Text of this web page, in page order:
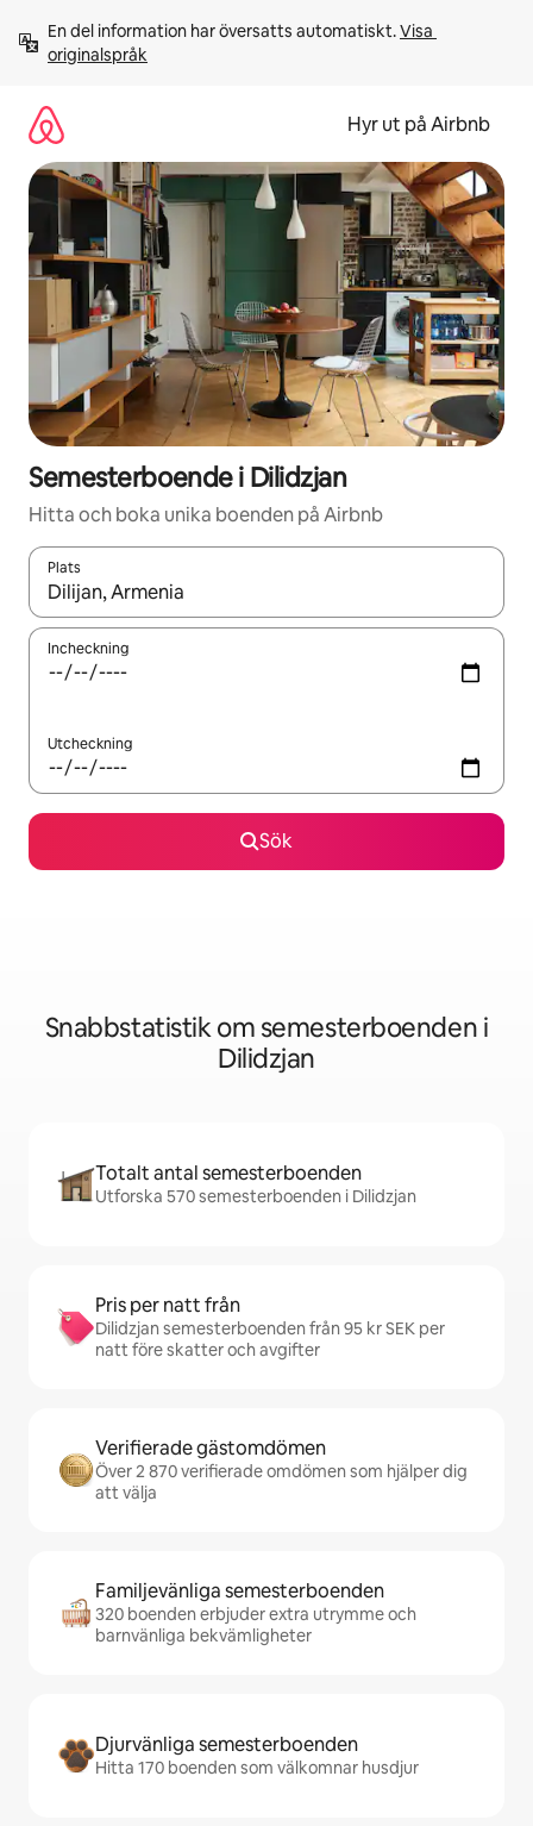
innehåll
En del information har översatts automatiskt. Visa
originalspråk
Hyr ut på Airbnb
Semesterboende i Dilidzjan
Hitta och boka unika boenden på Airbnb
Plats
När resultaten är tillgängliga kan du navigera med upp- och
Incheckning
Utcheckning
Sök
Snabbstatistik om semesterboenden i
Dilidzjan
Totalt antal semesterboenden
Utforska 570 semesterboenden i Dilidzjan
Pris per natt från
Dilidzjan semesterboenden från 95 kr SEK per
natt före skatter och avgifter
Verifierade gästomdömen
Över 2 870 verifierade omdömen som hjälper dig
att välja
Familjevänliga semesterboenden
320 boenden erbjuder extra utrymme och
barnvänliga bekvämligheter
Djurvänliga semesterboenden
Hitta 170 boenden som välkomnar husdjur